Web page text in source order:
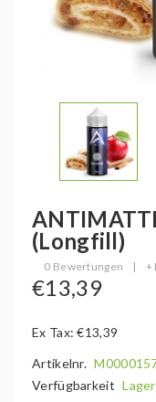
(Longfill)
0 Bewertungen | +
€13,39
Ex Tax: €13,39
Artikelnr.
Verfügbarkeit